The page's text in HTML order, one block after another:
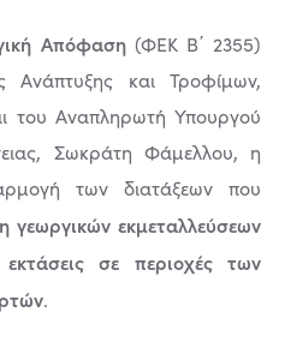
Απόφαση(ΦΕΚ Β΄ 2355)
Ανάπτυξης και Τροφίμων,
του Αναπληρωτή Υπουργού
Σωκράτη Φάμελλου, η
των διατάξεων που
γεωργικών εκμεταλλεύσεων
σε περιοχές των
.